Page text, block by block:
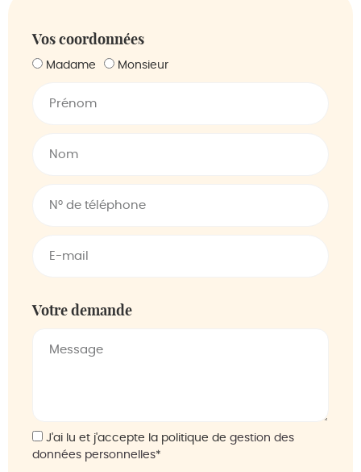
Vos coordonnées
Madame Monsieur
Votre demande
J'ai lu et j'accepte la politique de gestion des
données personnelles*